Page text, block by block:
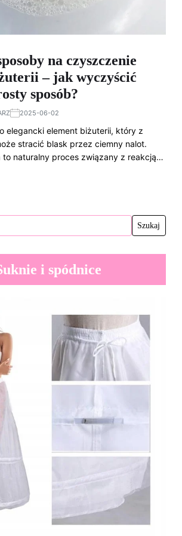
na czyszczenie
– jak wyczyścić
sposób?
2025-06-02
elegancki element biżuterii, który z
stracić blask przez ciemny nalot.
to naturalny proces związany z reakcją…
i spódnice